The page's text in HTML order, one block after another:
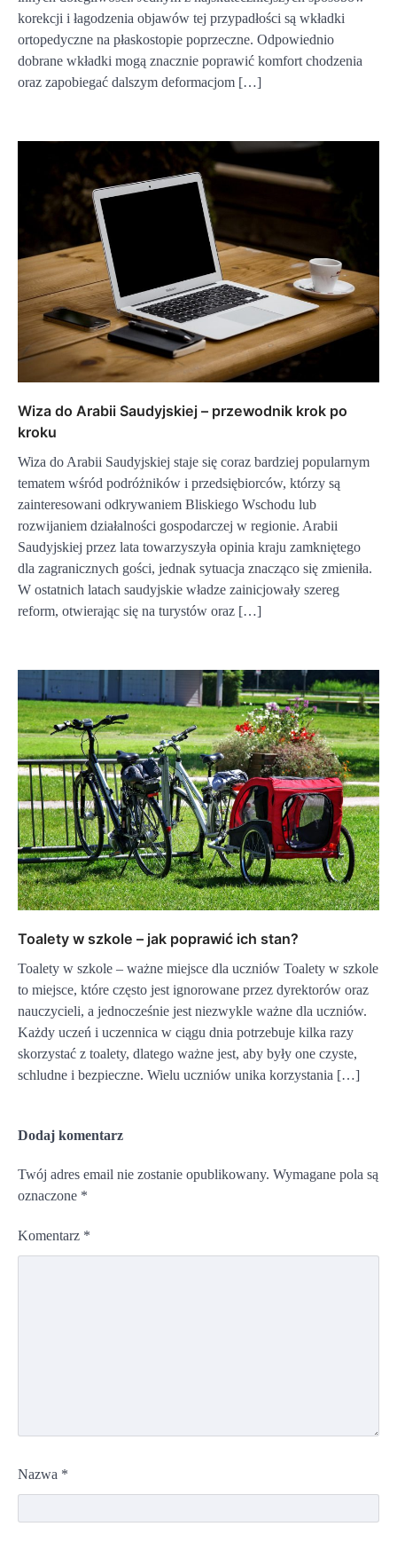
korekcji i łagodzenia objawów tej przypadłości są wkładki
ortopedyczne na płaskostopie poprzeczne. Odpowiednio
dobrane wkładki mogą znacznie poprawić komfort chodzenia
oraz zapobiegać dalszym deformacjom […]
Wiza do Arabii Saudyjskiej – przewodnik krok po
kroku
Wiza do Arabii Saudyjskiej staje się coraz bardziej popularnym
tematem wśród podróżników i przedsiębiorców, którzy są
zainteresowani odkrywaniem Bliskiego Wschodu lub
rozwijaniem działalności gospodarczej w regionie. Arabii
Saudyjskiej przez lata towarzyszyła opinia kraju zamkniętego
dla zagranicznych gości, jednak sytuacja znacząco się zmieniła.
W ostatnich latach saudyjskie władze zainicjowały szereg
reform, otwierając się na turystów oraz […]
Toalety w szkole – jak poprawić ich stan?
Toalety w szkole – ważne miejsce dla uczniów Toalety w szkole
to miejsce, które często jest ignorowane przez dyrektorów oraz
nauczycieli, a jednocześnie jest niezwykle ważne dla uczniów.
Każdy uczeń i uczennica w ciągu dnia potrzebuje kilka razy
skorzystać z toalety, dlatego ważne jest, aby były one czyste,
schludne i bezpieczne. Wielu uczniów unika korzystania […]
Dodaj komentarz
Twój adres email nie zostanie opublikowany. Wymagane pola są
oznaczone *
Komentarz *
Nazwa *